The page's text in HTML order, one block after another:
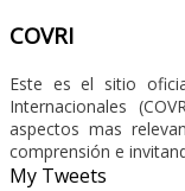
COVRI
Este es el sitio
Internacionales
aspectos mas
comprensión e
My Tweets